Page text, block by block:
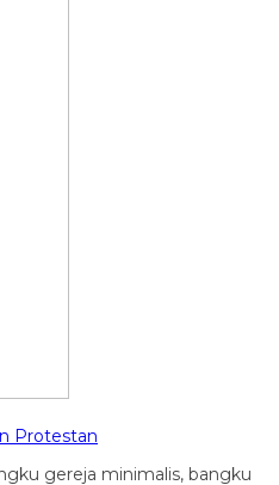
Protestan
gereja minimalis, bangku